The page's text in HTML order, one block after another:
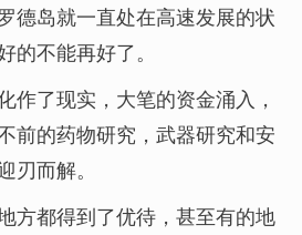
德岛就一直处在高速发展的状
的不能再好了。
作了现实，大笔的资金涌入，
前的药物研究，武器研究和安
而解。
方都得到了优待，甚至有的地